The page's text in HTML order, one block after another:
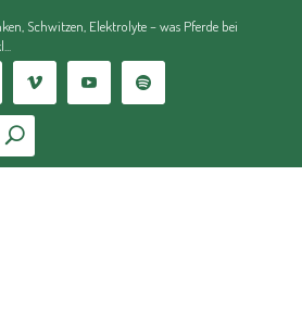
Schwitzen, Elektrolyte – was Pferde bei